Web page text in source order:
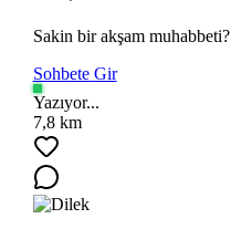
Sakin bir akşam muhabbeti?
Sohbete Gir
Yazıyor...
7,8 km